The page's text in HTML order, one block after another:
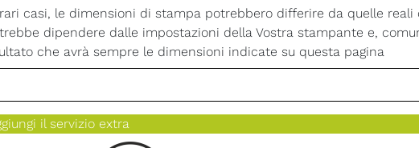
casi, le dimensioni di stampa potrebbero differire da quelle
dipendere dalle impostazioni della Vostra stampante e,
che avrà sempre le dimensioni indicate su questa pagina
il servizio extra